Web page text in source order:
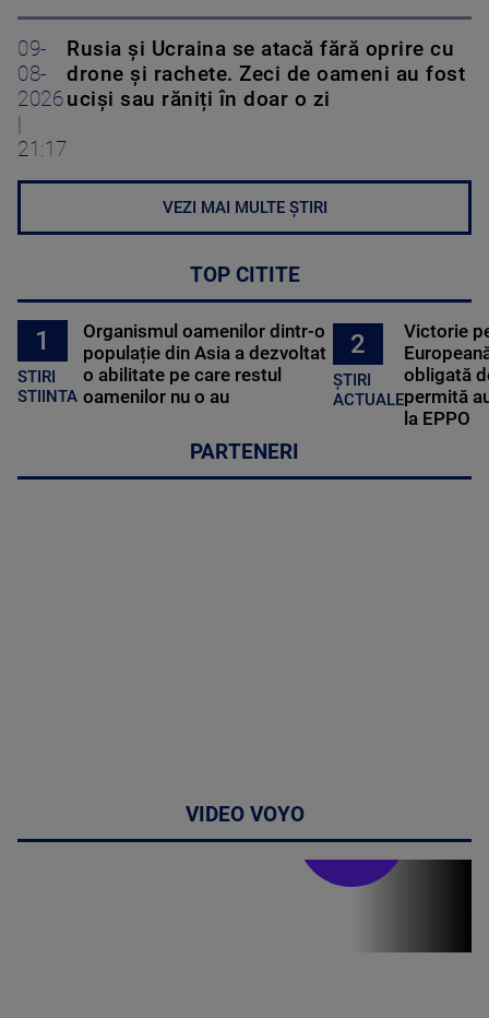
09-
08-
2026
21:17
Rusia și Ucraina se atacă fără oprire cu
drone și rachete. Zeci de oameni au fost
uciși sau răniți în doar o zi
VEZI MAI MULTE ȘTIRI
TOP CITITE
1
STIRI
STIINTA
Organismul oamenilor dintr-o
populație din Asia a dezvoltat
o abilitate pe care restul
oamenilor nu o au
2
ȘTIRI
ACTUALE
Victorie
obligată
permită
la EPPO
PARTENERI
VIDEO VOYO